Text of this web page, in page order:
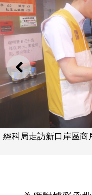
上一則
經科局走訪新口岸區商